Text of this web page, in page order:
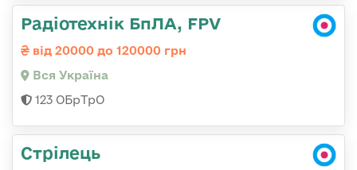
Радіотехнік БпЛА, FPV
від 20000 до 120000 грн
Вся Україна
123 ОБрТрО
Стрілець